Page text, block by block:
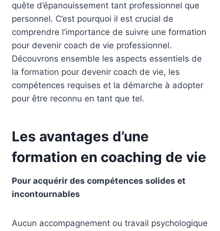
quête d’épanouissement tant professionnel que
personnel. C’est pourquoi il est crucial de
comprendre l’importance de suivre une formation
pour devenir coach de vie professionnel.
Découvrons ensemble les aspects essentiels de
la formation pour devenir coach de vie, les
compétences requises et la démarche à adopter
pour être reconnu en tant que tel.
Les avantages d’une
formation en coaching de vie
Pour acquérir des compétences solides et
incontournables
Aucun accompagnement ou travail psychologique